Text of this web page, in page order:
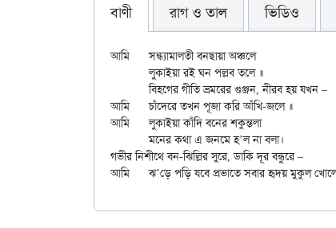
বাণী রাগ ও তাল ভিডিও
আমি	সন্ধ্যামালতী বনছায়া অঞ্চলে
	লুকাইয়া রই ঘন পল্লব তলে ॥
	বিহগের গীতি ভ্রমরের গুঞ্জন, নীরব হয় যখন –
আমি	চাঁদেরে তখন পূজা করি আঁখি-জলে ॥
আমি	লুকাইয়া কাঁদি বনের শকুন্তলা
	মনের কথা এ জনমে হ’ল না বলা।
গভীর নিশীথে বন-ঝিল্লির সুরে, ডাকি দূর বন্ধুরে –